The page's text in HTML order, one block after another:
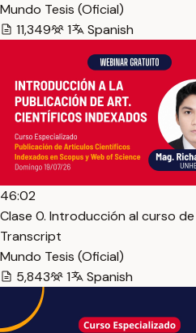
Mundo Tesis (Oficial)
11,349
1 Spanish
46:02
Clase 0. Introducción al curso
Transcript
Mundo Tesis (Oficial)
5,843
1 Spanish